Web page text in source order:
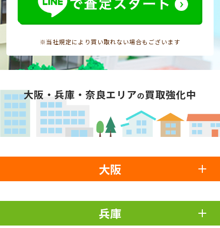
※当社規定により買い取れない場合もございます
大阪・兵庫・奈良エリアの買取強化中
大阪
兵庫